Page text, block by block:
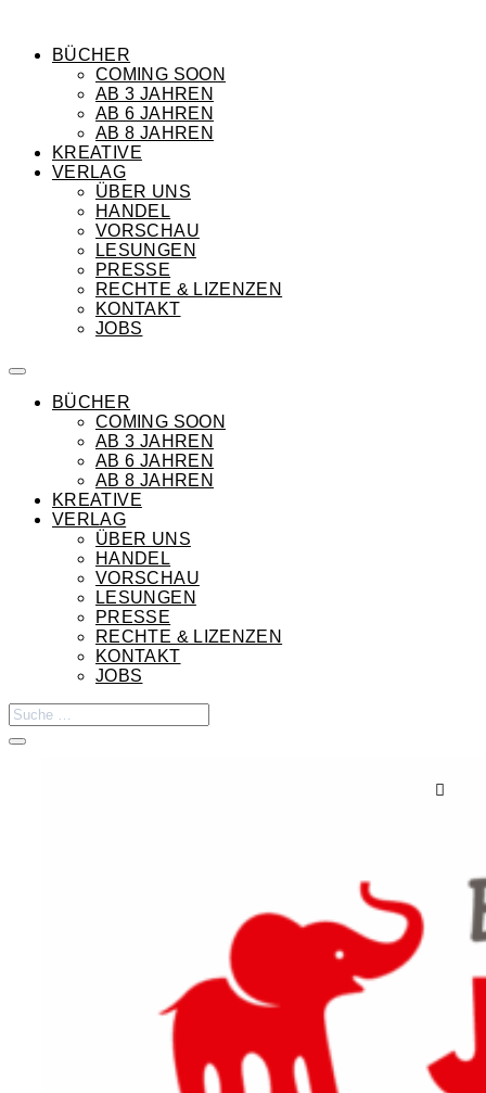
BÜCHER
COMING SOON
AB 3 JAHREN
AB 6 JAHREN
AB 8 JAHREN
KREATIVE
VERLAG
ÜBER UNS
HANDEL
VORSCHAU
LESUNGEN
PRESSE
RECHTE & LIZENZEN
KONTAKT
JOBS
BÜCHER
COMING SOON
AB 3 JAHREN
AB 6 JAHREN
AB 8 JAHREN
KREATIVE
VERLAG
ÜBER UNS
HANDEL
VORSCHAU
LESUNGEN
PRESSE
RECHTE & LIZENZEN
KONTAKT
JOBS
